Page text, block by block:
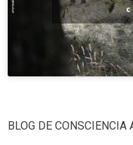
BLOG DE CONSCIENCIA